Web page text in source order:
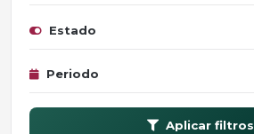
Estado
Periodo
Aplicar filtros